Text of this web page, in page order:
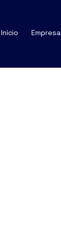
Início Empresa